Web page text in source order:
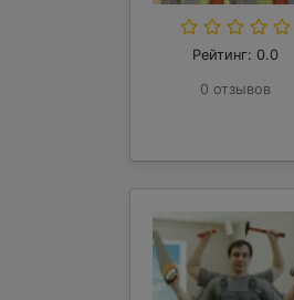
Рейтинг: 0.0
0 отзывов